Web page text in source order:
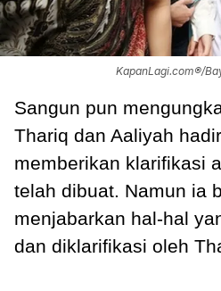
KapanLagi.com®/
Sangun pun
Thariq dan Aaliyah
memberikan klarifikasi
telah dibuat. Namun ia
menjabarkan hal-hal
dan diklarifikasi oleh